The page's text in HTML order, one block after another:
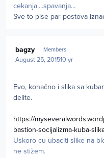
cekanja....spavanja...
Sve to pise par postova
bagzy Members
August 25, 201510 yr
Evo, konačno i slika sa
delite.
https://
bastion-socijalizma-kuba-
Uskoro cu ubaciti slike na
ne stižem.